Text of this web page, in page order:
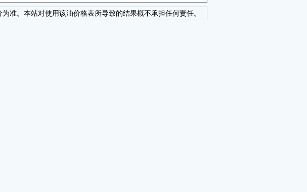
准。本站对使用该油价格表所导致的结果概不承担任何责任。